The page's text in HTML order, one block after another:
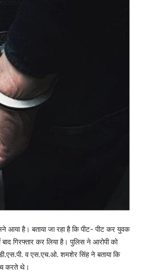
आया है। बताया जा रहा है कि पीट- पीट कर युवक
गिरफ्तार कर लिया है। पुलिस ने आरोपी को
व एस.एच.ओ. शमशेर सिंह ने बताया कि
करते थे।